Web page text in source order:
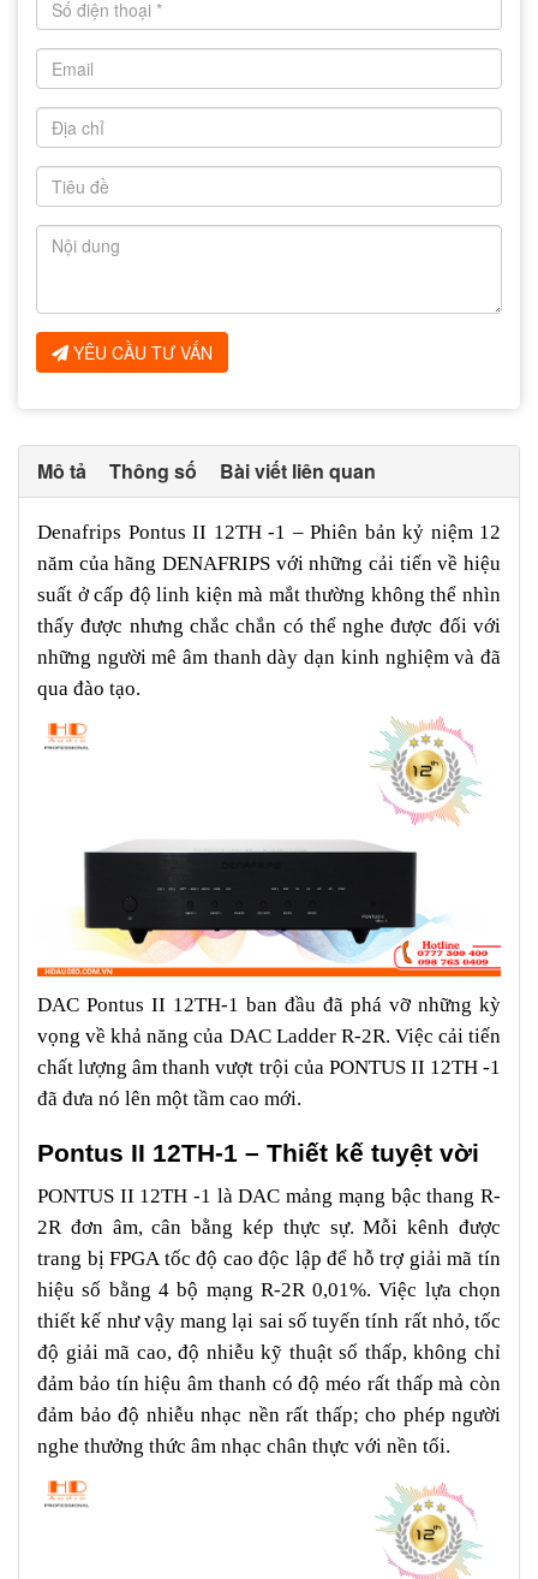
YÊU CẦU TƯ VẤN
Mô tả Thông số Bài viết liên quan
Denafrips Pontus II 12TH -1 – Phiên bản kỷ niệm 12
năm của hãng DENAFRIPS với những cải tiến về hiệu
suất ở cấp độ linh kiện mà mắt thường không thể nhìn
thấy được nhưng chắc chắn có thể nghe được đối với
những người mê âm thanh dày dạn kinh nghiệm và đã
qua đào tạo.
DAC Pontus II 12TH-1 ban đầu đã phá vỡ những kỳ
vọng về khả năng của DAC Ladder R-2R. Việc cải tiến
chất lượng âm thanh vượt trội của PONTUS II 12TH -1
đã đưa nó lên một tầm cao mới.
Pontus II 12TH-1 – Thiết kế tuyệt vời
PONTUS II 12TH -1 là DAC mảng mạng bậc thang R-
2R đơn âm, cân bằng kép thực sự. Mỗi kênh được
trang bị FPGA tốc độ cao độc lập để hỗ trợ giải mã tín
hiệu số bằng 4 bộ mạng R-2R 0,01%. Việc lựa chọn
thiết kế như vậy mang lại sai số tuyến tính rất nhỏ, tốc
độ giải mã cao, độ nhiễu kỹ thuật số thấp, không chỉ
đảm bảo tín hiệu âm thanh có độ méo rất thấp mà còn
đảm bảo độ nhiễu nhạc nền rất thấp; cho phép người
nghe thưởng thức âm nhạc chân thực với nền tối.